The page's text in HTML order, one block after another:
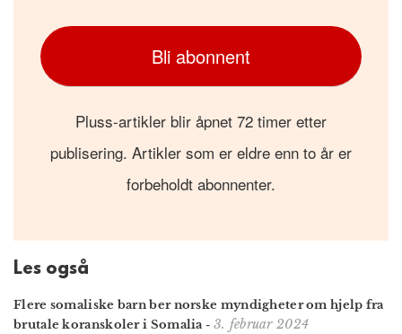
Bli abonnent
Pluss-artikler blir åpnet 72 timer etter
publisering. Artikler som er eldre enn to år er
forbeholdt abonnenter.
Les også
Flere somaliske barn ber norske myndigheter om hjelp fra
brutale koranskoler i Somalia - 3. februar 2024